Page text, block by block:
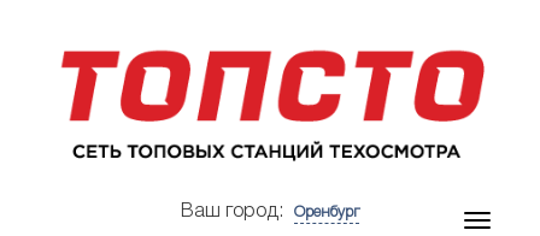
Ваш город: Оренбург